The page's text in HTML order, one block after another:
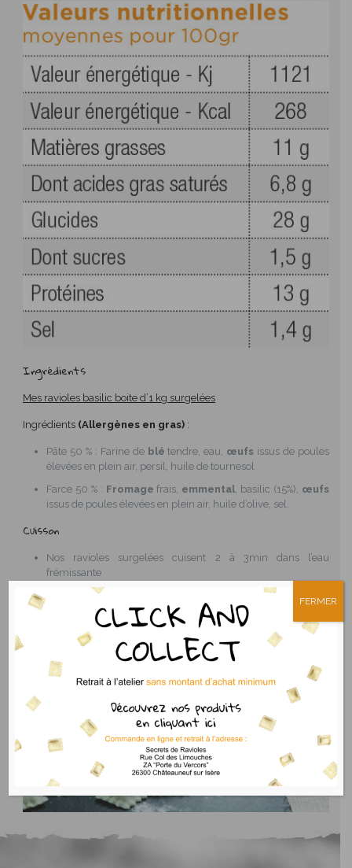
Ingrédients
Mes ravioles basilic boite d’1 kg surgelées
Ingrédients (Allergènes en gras) :
Pâte 50 % : Farine de blétendre, eau, œufs issus de poules
élevées en plein air, persil, huile de tournesol
Farce 50 % : Fromagefrais, emmental , basilic (15%), œufs
issus de poules élevées en plein air, huile d’olive, sel.
Cuisson
Nos ravioles surgelées cuisent 2 à 3min dans l’eau
frémissante
FERMER